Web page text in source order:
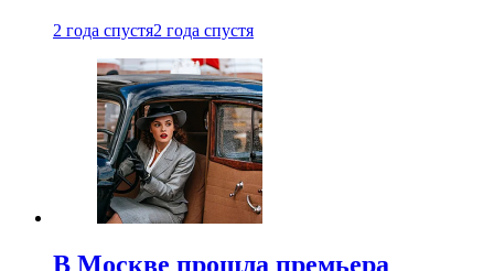
2 года спустя2 года спустя
В Москве прошла премьера